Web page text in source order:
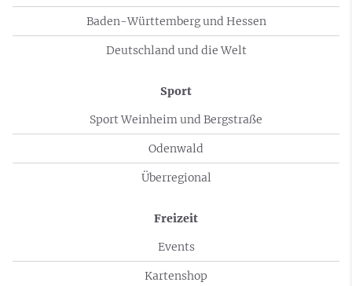
Baden-Württemberg und Hessen
Deutschland und die Welt
Sport
Sport Weinheim und Bergstraße
Odenwald
Überregional
Freizeit
Events
Kartenshop